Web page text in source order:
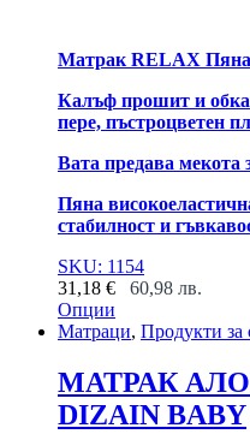
Матрак RELAX
Калъф прошит и
пере, пъстроцветен
Вата предава мекота
Пяна
стабилност и
SKU: 1154
31,18 € 60,98 лв.
Опции
This
has
multiple
variants.
Матраци, Продукти за
МАТРАК
DIZAIN BABY